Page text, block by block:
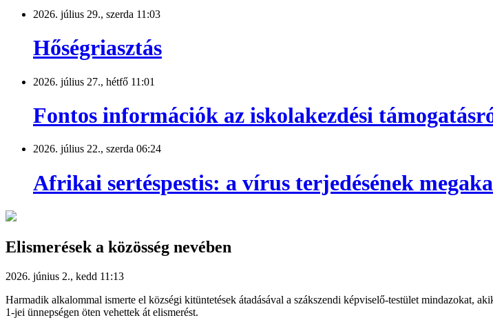
2026. július 29., szerda 11:03
Hőségriasztás
2026. július 27., hétfő 11:01
Fontos információk az iskolakezdési
2026. július 22., szerda 06:24
Afrikai sertéspestis: a vírus terjedésének
Elismerések a közösség nevében
2026. június 2., kedd 11:13
Harmadik alkalommal ismerte el községi kitüntetések átadásával a szákszendi képviselő-testület mindazokat,
1-jei ünnepségen öten vehettek át elismerést.